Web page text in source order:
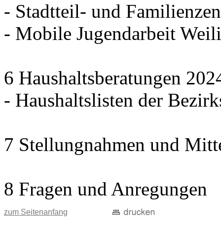
- Stadtteil- und
- Mobile Jugendarbeit
6 Haushaltsberatungen
- Haushaltslisten der
7 Stellungnahmen und
8 Fragen und Anregungen
zum Seitenanfang